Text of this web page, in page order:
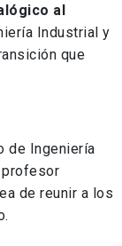
al
Industrial y
que
de Ingeniería
profesor
de reunir a los